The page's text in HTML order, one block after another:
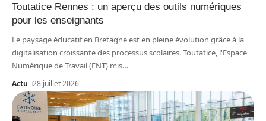
Toutatice Rennes : un aperçu des outils numériques
pour les enseignants
Le paysage éducatif en Bretagne est en pleine évolution grâce à la
digitalisation croissante des processus scolaires. Toutatice, l'Espace
Numérique de Travail (ENT) mis…
Actu 28 juillet 2026